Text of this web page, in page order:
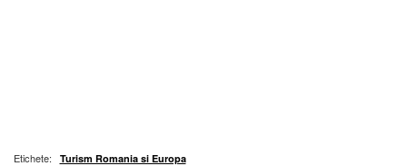
Etichete: Turism Romania si Europa